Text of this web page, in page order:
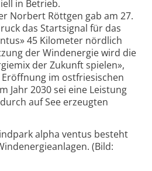
in Betrieb.
Norbert Röttgen gab am 27.
das Startsignal für das
45 Kilometer nördlich
der Windenergie wird die
der Zukunft spielen»,
im ostfriesischen
Jahr 2030 sei eine Leistung
auf See erzeugten
alpha ventus besteht
(Bild: